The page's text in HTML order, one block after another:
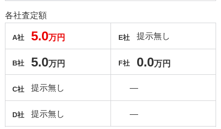
各社査定額
A社 5.0万円
B社 5.0万円
C社 提示無し
D社 提示無し
E社 提示無し
F社 0.0万円
―
―